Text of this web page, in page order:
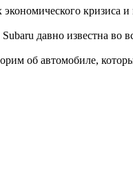
экономического кризиса
давно известна
об автомобиле,